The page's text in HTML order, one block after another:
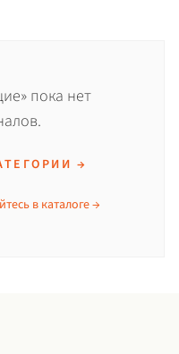
пока нет
→
в каталоге →